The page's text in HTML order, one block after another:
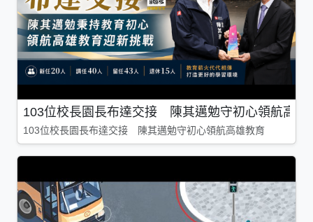
103位校長園長布達交接 陳其邁勉守初心領航高雄
103位校長園長布達交接 陳其邁勉守初心領航高雄教育